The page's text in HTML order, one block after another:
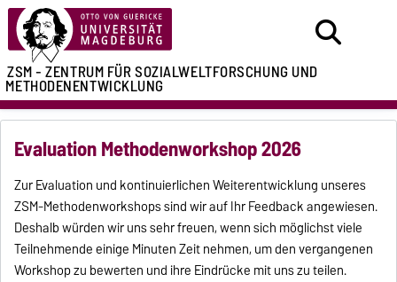
ZSM - ZENTRUM FÜRSOZIALWELTFORSCHUNG UND
METHODENENTWICKLUNG
Evaluation Methodenworkshop 2026
Zur Evaluation und kontinuierlichen Weiterentwicklung unseres
ZSM-Methodenworkshops sind wir auf Ihr Feedback angewiesen.
Deshalb würden wir uns sehr freuen, wenn sich möglichst viele
Teilnehmende einige Minuten Zeit nehmen, um den vergangenen
Workshop zu bewerten und ihre Eindrücke mit uns zu teilen.